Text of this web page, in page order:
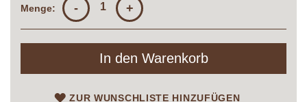
Menge: - +
In den Warenkorb
ZUR WUNSCHLISTE HINZUFÜGEN